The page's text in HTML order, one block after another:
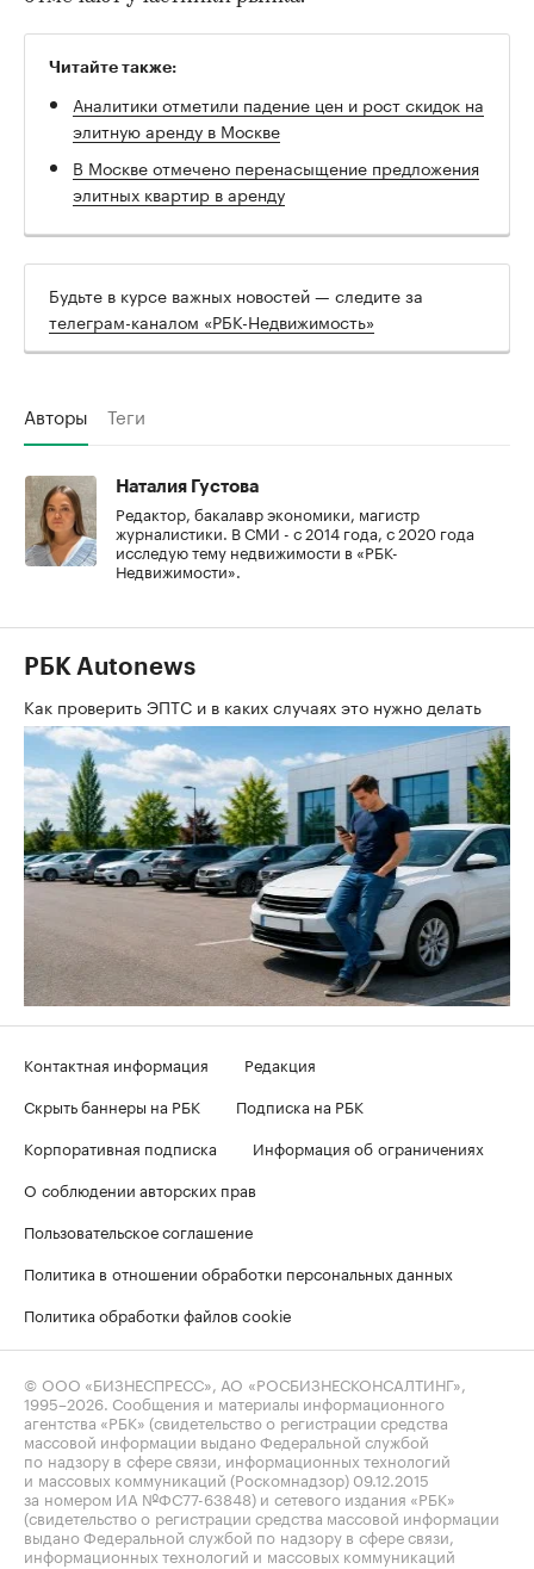
Читайте также:
Аналитики отметили падение цен и рост скидок на
элитную аренду в Москве
В Москве отмечено перенасыщение предложения
элитных квартир в аренду
Будьте в курсе важных новостей — следите за
телеграм-каналом «РБК-Недвижимость»
Авторы Теги
Наталия Густова
Редактор, бакалавр экономики, магистр
журналистики. В СМИ - с 2014 года, с 2020 года
исследую тему недвижимости в «РБК-
Недвижимости».
РБК Autonews
Как проверить ЭПТС и в каких случаях это нужно делать
Контактная информация
Редакция
Скрыть баннеры на РБК
Подписка на РБК
Корпоративная подписка
Информация об ограничениях
О соблюдении авторских прав
Пользовательское соглашение
Политика в отношении обработки персональных данных
Политика обработки файлов cookie
© ООО «БИЗНЕСПРЕСС», АО «РОСБИЗНЕСКОНСАЛТИНГ»,
1995–2026 . Сообщения и материалы информационного
агентства «РБК» (свидетельство о регистрации средства
массовой информации выдано Федеральной службой
по надзору в сфере связи, информационных технологий
и массовых коммуникаций (Роскомнадзор) 09.12.2015
за номером ИА №ФС77-63848) и сетевого издания «РБК»
(свидетельство о регистрации средства массовой информации
выдано Федеральной службой по надзору в сфере связи,
информационных технологий и массовых коммуникаций